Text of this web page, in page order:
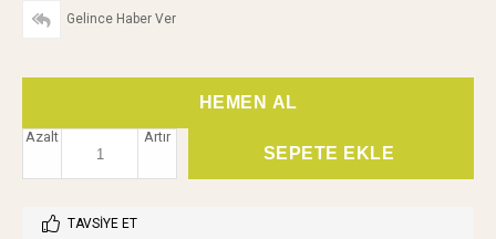
Gelince Haber Ver
Artır
Azalt
TAVSIYE ET